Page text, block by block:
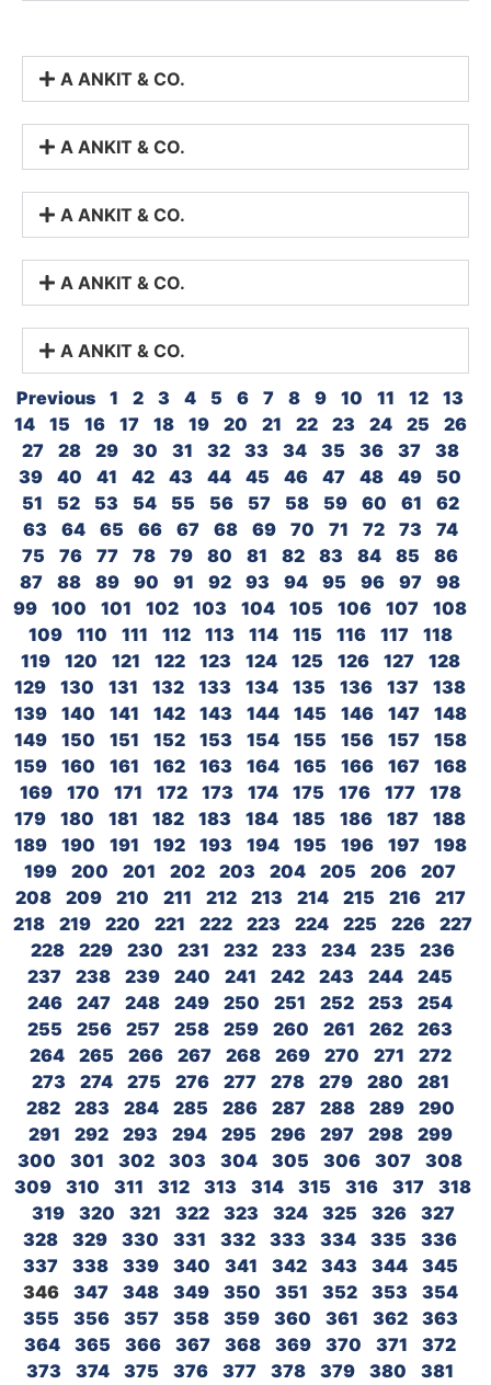
A ANKIT & CO.
A ANKIT & CO.
A ANKIT & CO.
A ANKIT & CO.
A ANKIT & CO.
Previous 1 2 3 4 5 6 7 8 9 10 11 12
13
14
15 16 17 18 19 20 21 22 23 24 25
26
27
28 29 30 31 32 33 34 35 36 37
38
39
40 41 42 43 44 45 46 47 48 49
50
51
52 53 54 55 56 57 58 59 60 61
62
63
64 65 66 67 68 69 70 71 72 73
74
75
76 77 78 79 80 81 82 83 84 85
86
87
88 89 90 91 92 93 94 95 96 97
98
99
100 101 102 103 104 105 106 107
108
109
110 111 112 113 114 115 116 117
118
119
120 121 122 123 124 125 126 127
128
129
130 131 132 133 134 135 136 137
138
139
140 141 142 143 144 145 146 147
148
149
150 151 152 153 154 155 156 157
158
159
160 161 162 163 164 165 166 167
168
169
170 171 172 173 174 175 176 177
178
179
180 181 182 183 184 185 186 187
188
189
190 191 192 193 194 195 196 197
198
199
200 201 202 203 204 205 206
207
208
209 210 211 212 213 214 215 216
217
218
219 220 221 222 223 224 225 226
227
228
229 230 231 232 233 234 235
236
237
238 239 240 241 242 243 244
245
246
247 248 249 250 251 252 253
254
255
256 257 258 259 260 261 262
263
264
265 266 267 268 269 270 271
272
273
274 275 276 277 278 279 280
281
282
283 284 285 286 287 288 289
290
291
292 293 294 295 296 297 298
299
300
301 302 303 304 305 306 307
308
309
310 311 312 313 314 315 316 317
318
319
320 321 322 323 324 325 326
327
328
329 330 331 332 333 334 335
336
337
338 339 340 341 342 343 344
345
346
347 348 349 350 351 352 353
354
355
356 357 358 359 360 361 362
363
364
365 366 367 368 369 370 371
372
373
374 375 376 377 378 379 380
381